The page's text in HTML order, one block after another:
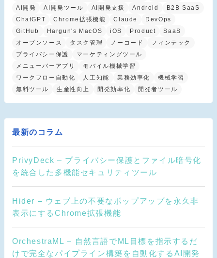
AI開発
AI開発ツール AI開発支援 Android
B2B SaaS
ChatGPT
Chrome拡張機能 Claude
DevOps
GitHub
Hargun's MacOS iOS Product
SaaS
オープンソース
タスク管理 ノーコード
フィンテック
プライバシー保護
マーケティングツール
メニューバーアプリ
モバイル機械学習
ワークフロー自動化
人工知能 業務効率化
機械学習
無料ツール
生産性向上 開発効率化 開発者ツール
最新のコラム
PrivyDeck – プライバシー保護とファイル暗号化
を統合した多機能セキュリティツール
Hider – ウェブ上の不要なポップアップを永久非
表示にするChrome拡張機能
OrchestraML – 自然言語でML目標を指示するだ
けで完全なパイプライン構築を自動化するAI開発